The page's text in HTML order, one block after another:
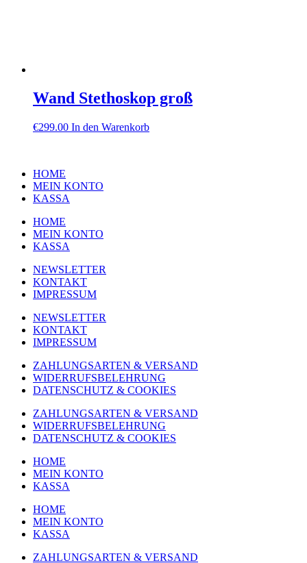
Wand Stethoskop groß
€299.00 In den Warenkorb
HOME
MEIN KONTO
KASSA
HOME
MEIN KONTO
KASSA
NEWSLETTER
KONTAKT
IMPRESSUM
NEWSLETTER
KONTAKT
IMPRESSUM
ZAHLUNGSARTEN & VERSAND
WIDERRUFSBELEHRUNG
DATENSCHUTZ & COOKIES
ZAHLUNGSARTEN & VERSAND
WIDERRUFSBELEHRUNG
DATENSCHUTZ & COOKIES
HOME
MEIN KONTO
KASSA
HOME
MEIN KONTO
KASSA
ZAHLUNGSARTEN & VERSAND